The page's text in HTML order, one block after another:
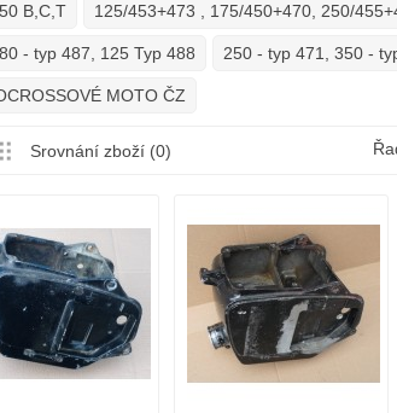
B,C,T 125/453+473 , 175/450+470, 250/
- typ 487, 125 Typ 488 250 - typ 471, 350 -
MOTO ČZ
Srovnání zboží (0)